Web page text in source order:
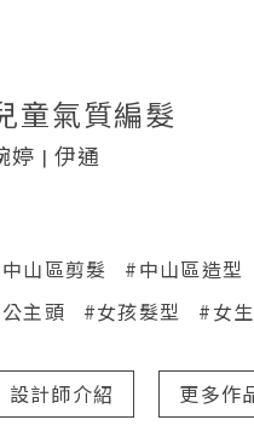
童氣質編髮
婷 | 伊通
山區剪髮 #中山區造型
主頭
#女孩髮型 #女
設計師介紹 更多作